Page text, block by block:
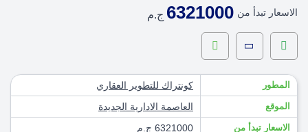
الاسعار تبدأ من 6321000 ج.م
المطور كونتراك للتطوير العقاري
الموقع العاصمة الادارية الجديدة
الاسعار تبدأ من 6321000 ج.م